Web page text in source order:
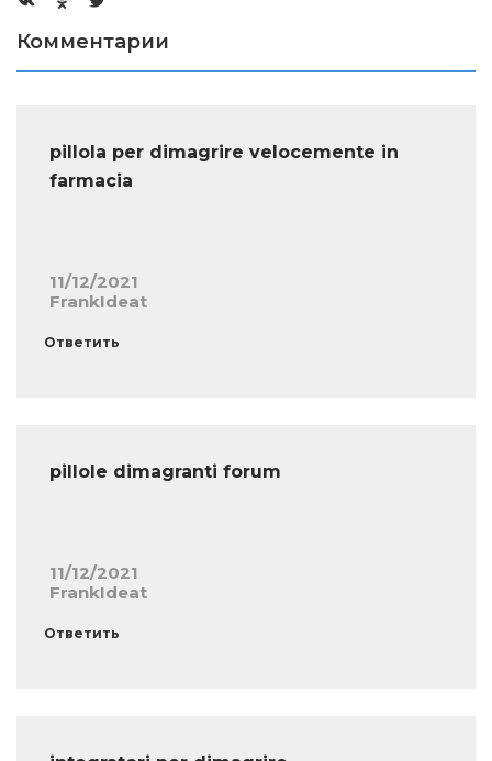
Комментарии
pillola per dimagrire velocemente in
farmacia
11/12/2021
FrankIdeat
Ответить
pillole dimagranti forum
11/12/2021
FrankIdeat
Ответить